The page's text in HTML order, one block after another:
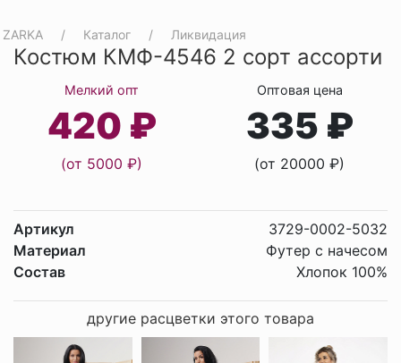
ZARKA Каталог Ликвидация
Костюм КМФ-4546 2 сорт ассорти
Мелкий опт
420 ₽
(от 5000 ₽)
Оптовая цена
335 ₽
(от 20000 ₽)
Артикул
3729-0002-5032
Материал
Футер с начесом
Состав
Хлопок 100%
другие расцветки этого товара